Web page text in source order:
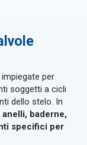
per
soggetti a cicli
dello stelo. In
anelli, baderne,
specifici per